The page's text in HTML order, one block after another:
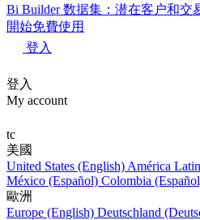
Bi Builder 数据集：潜在客户和交
開始免費使用
登入
登入
My account
tc
美國
United States (English) América
México (Español) Colombia
歐洲
Europe (English) Deutschland